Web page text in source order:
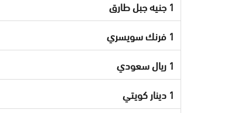
1 جنيه جبل طارق
1 فرنك سويسري
1 ريال سعودي
1 دينار كويتي